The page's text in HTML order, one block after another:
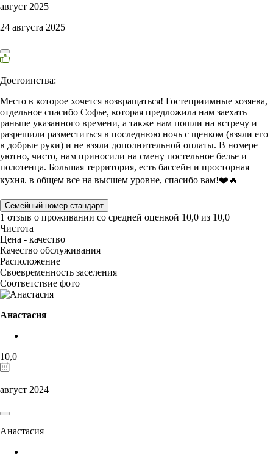
август 2025
24 августа 2025
Достоинства:
Место в которое хочется возвращаться! Гостеприимные хозяева,
отдельное спасибо Софье, которая предложила нам заехать
раньше указанного времени, а также нам пошли на встречу и
разрешили разместиться в последнюю ночь с щенком (взяли его
в добрые руки) и не взяли дополнительной оплаты. В номере
уютно, чисто, нам приносили на смену постельное белье и
полотенца. Большая территория, есть бассейн и просторная
кухня. в общем все на высшем уровне, спасибо вам!❤️🔥
Семейный номер стандарт
1 отзыв о проживании со средней оценкой 10,0 из 10,0
Чистота
Цена - качество
Качество обслуживания
Расположение
Своевременность заселения
Соответствие фото
Анастасия
10,0
август 2024
Анастасия